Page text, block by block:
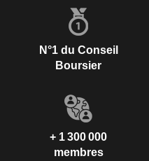
N°1 du Conseil
Boursier
+ 1 300 000
membres